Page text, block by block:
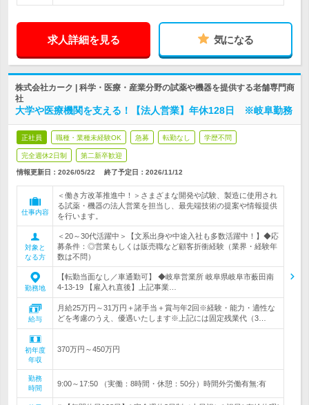
求人詳細を見る 気になる
株式会社カーク | 科学・医療・産業分野の試薬や機器を提供する老舗専門商
社
大学や医療機関を支える！【法人営業】年休128日 ※岐阜勤務
正社員 職種・業種未経験OK 急募 転勤なし 学歴不問
完全週休2日制 第二新卒歓迎
情報更新日：2026/05/22 終了予定日： 2026/11/12
仕事内容
＜働き方改革推進中！＞さまざまな開発や試験、製造に使用され
る試薬・機器の法人営業を担当し、最先端技術の提案や情報提供
を行います。
対象と
なる方
＜20～30代活躍中＞【文系出身や中途入社も多数活躍中！】◆応
募条件：◎営業もしくは販売職など顧客折衝経験（業界・経験年
数は不問）
勤務地
【転勤当面なし／車通勤可】 ◆岐阜営業所 岐阜県岐阜市薮田南
4-13-19 【雇入れ直後】上記事業…
給与
月給25万円～31万円＋諸手当＋賞与年2回※経験・能力・適性な
どを考慮のうえ、優遇いたします※上記には固定残業代（3…
初年度
年収
370万円～450万円
勤務
時間
9:00～17:50 （実働：8時間・休憩：50分）時間外労働有無:有